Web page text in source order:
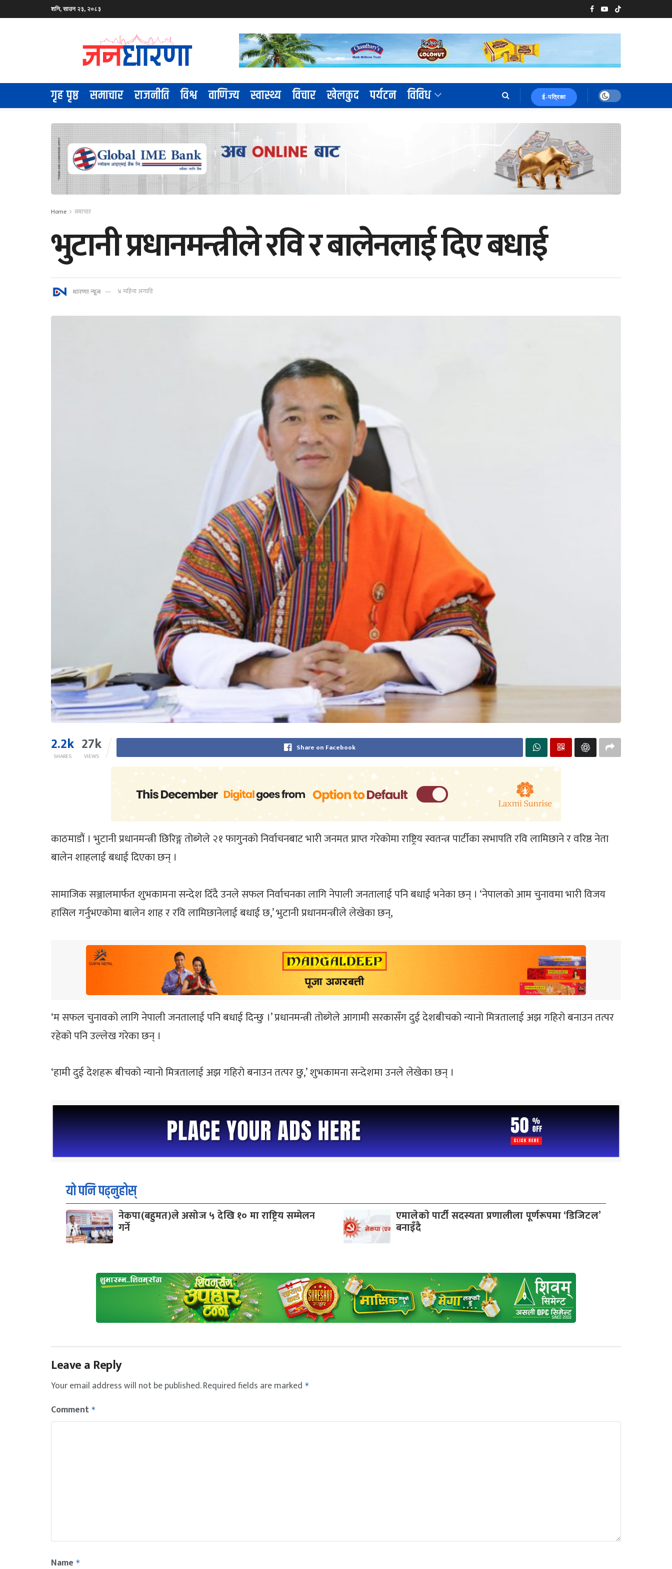
शनि, साउन २३, २०८३
गृह पृष्ठ समाचार राजनीति विश्व वाणिज्य स्वास्थ्य विचार खेलकुद पर्यटन विविध ई-पत्रिका
Home समाचार
भुटानी प्रधानमन्त्रीले रवि र बालेनलाई दिए बधाई
धारणा न्यूज ४ महिना अगाडि
2.2k
SHARES
27k
VIEWS
Share on Facebook
काठमाडौं । भुटानी प्रधानमन्त्री छिरिङ्ग तोब्गेले २१ फागुनको निर्वाचनबाट भारी जनमत प्राप्त गरेकोमा राष्ट्रिय स्वतन्त्र पार्टीका सभापति रवि लामिछाने र वरिष्ठ नेता
बालेन शाहलाई बधाई दिएका छन् ।
सामाजिक सञ्जालमार्फत शुभकामना सन्देश दिँदै उनले सफल निर्वाचनका लागि नेपाली जनतालाई पनि बधाई भनेका छन् । ‘नेपालको आम चुनावमा भारी विजय
हासिल गर्नुभएकोमा बालेन शाह र रवि लामिछानेलाई बधाई छ,’ भुटानी प्रधानमन्त्रीले लेखेका छन्,
‘म सफल चुनावको लागि नेपाली जनतालाई पनि बधाई दिन्छु ।’ प्रधानमन्त्री तोब्गेले आगामी सरकासँग दुई देशबीचको न्यानो मित्रतालाई अझ गहिरो बनाउन तत्पर
रहेको पनि उल्लेख गरेका छन् ।
‘हामी दुई देशहरू बीचको न्यानो मित्रतालाई अझ गहिरो बनाउन तत्पर छु,’ शुभकामना सन्देशमा उनले लेखेका छन् ।
यो पनि पढ्नुहोस्
नेकपा(बहुमत)ले असोज ५ देखि १० मा राष्ट्रिय सम्मेलन
गर्ने
एमालेकाे पार्टी सदस्यता प्रणालीला पूर्णरूपमा ‘डिजिटल’
बनाइँदै
Leave a Reply
Your email address will not be published.Required fields are marked *
Comment *
Name *